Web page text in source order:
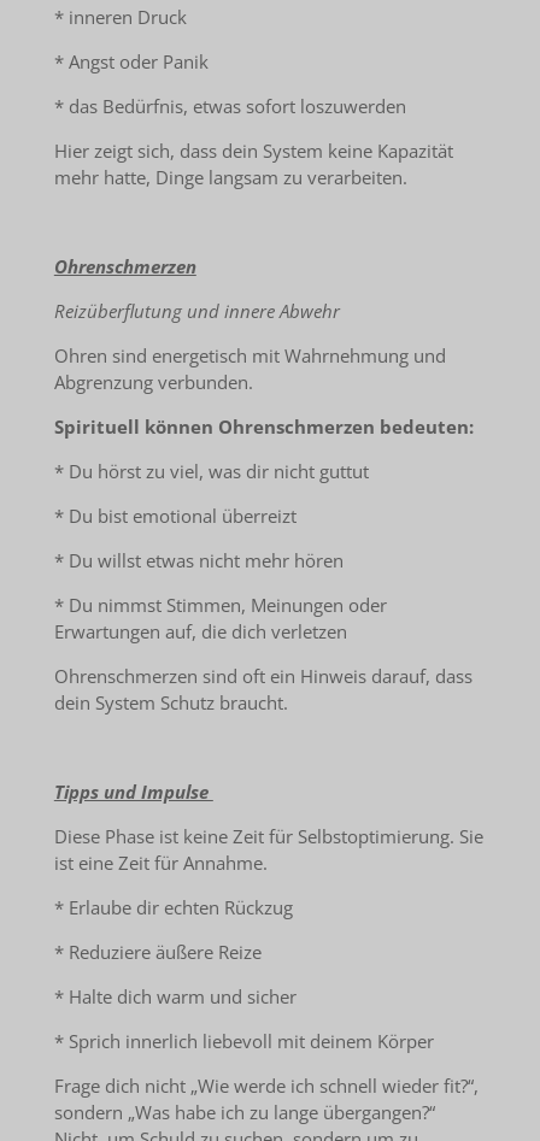
* inneren Druck
* Angst oder Panik
* das Bedürfnis, etwas sofort loszuwerden
Hier zeigt sich, dass dein System keine Kapazität
mehr hatte, Dinge langsam zu verarbeiten.
Ohrenschmerzen
Reizüberflutung und innere Abwehr
Ohren sind energetisch mit Wahrnehmung und
Abgrenzung verbunden.
Spirituell können Ohrenschmerzen bedeuten:
* Du hörst zu viel, was dir nicht guttut
* Du bist emotional überreizt
* Du willst etwas nicht mehr hören
* Du nimmst Stimmen, Meinungen oder
Erwartungen auf, die dich verletzen
Ohrenschmerzen sind oft ein Hinweis darauf, dass
dein System Schutz braucht.
Tipps und Impulse
Diese Phase ist keine Zeit für Selbstoptimierung. Sie
ist eine Zeit für Annahme.
* Erlaube dir echten Rückzug
* Reduziere äußere Reize
* Halte dich warm und sicher
* Sprich innerlich liebevoll mit deinem Körper
Frage dich nicht „Wie werde ich schnell wieder fit?“,
sondern „Was habe ich zu lange übergangen?“